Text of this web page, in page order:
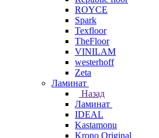
ROYCE
Spark
Texfloor
TheFloor
VINILAM
westerhoff
Zeta
Ламинат
Назад
Ламинат
IDEAL
Kastamonu
Krono Original